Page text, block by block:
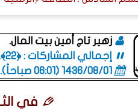
زهير تاج أمين بيت المال.
إجمالي المشاركات : ﴿22﴾.
1436/08/01 (06:01 صباحاً)
.
في